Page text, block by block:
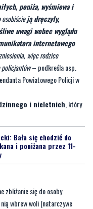
internetowego
więc rodzice
policjantów– podkreśla asp.
Powiatowego Policji w
i nieletnich, który
Bała się chodzić do
i poniżana przez 11-
się do osoby
wbrew woli (natarczywe
ośmieszanie,
niepożądanych
rodziny i bliskich.